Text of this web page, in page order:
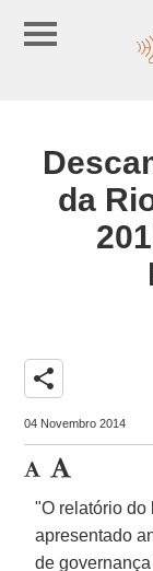
da
share
04 Novembro 2014
"O relatório do
apresentado
de